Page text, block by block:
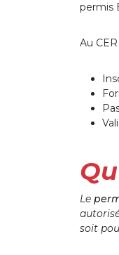
permis
Au
Le
soit